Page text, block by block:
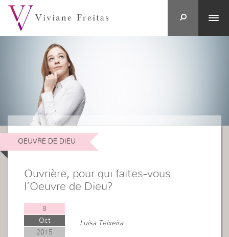
OEUVRE DE DIEU
Ouvrière, pour qui faites-vous
l’Oeuvre de Dieu?
8
Oct
2015
Luisa Teixeira